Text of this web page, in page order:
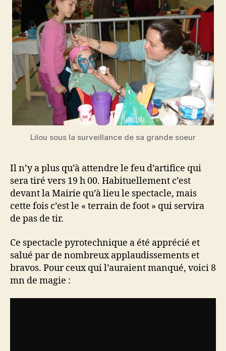
Lilou sous la surveillance de sa grande soeur
Il n’y a plus qu’à attendre le feu d’artifice qui
sera tiré vers 19 h 00. Habituellement c’est
devant la Mairie qu’à lieu le spectacle, mais
cette fois c’est le « terrain de foot » qui servira
de pas de tir.
Ce spectacle pyrotechnique a été apprécié et
salué par de nombreux applaudissements et
bravos. Pour ceux qui l’auraient manqué, voici 8
mn de magie :